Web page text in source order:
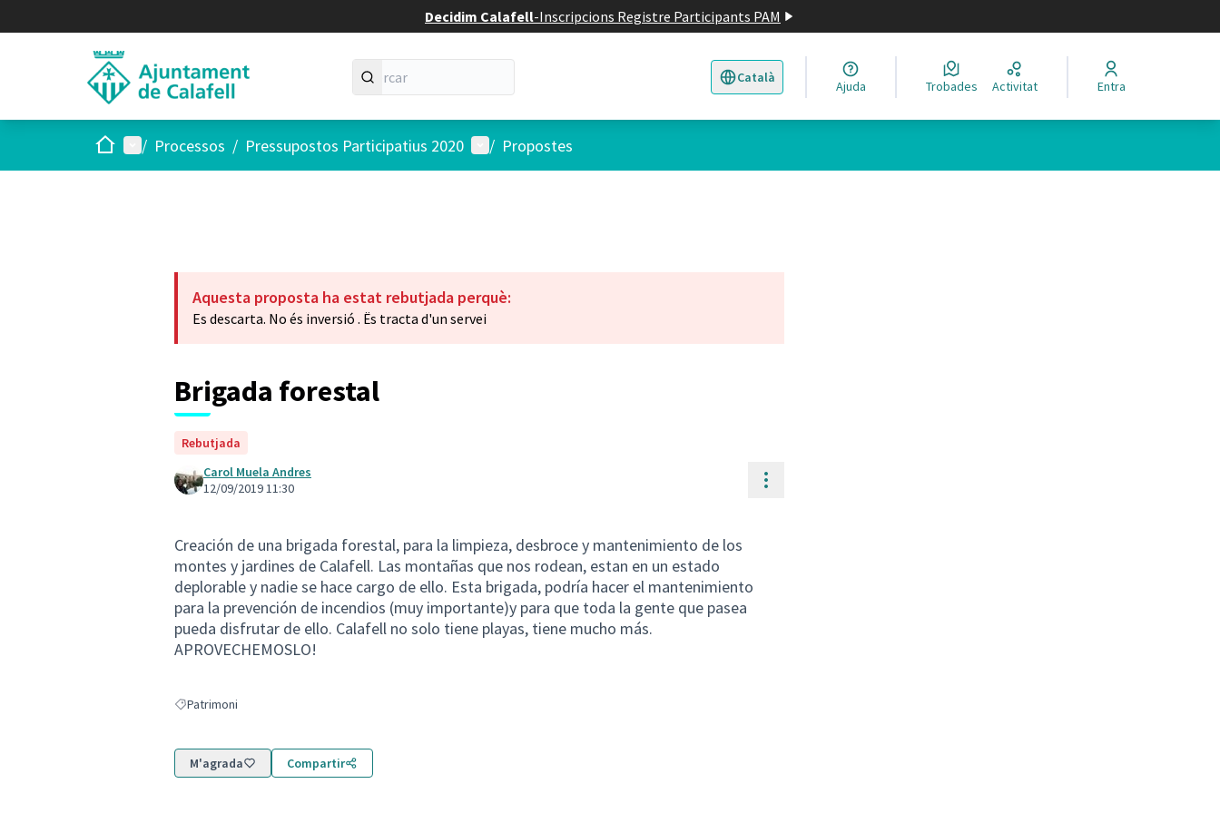
Decidim Calafell-Inscripcions Registre Participants PAM
Català
Triar la llengua Elegir el idioma
Ajuda Trobades Activitat Entra
Inici Menú principal
/ Processos / Pressupostos Participatius 2020 Menú d'usuari
/ Propostes
Aquesta proposta ha estat rebutjada perquè:
Es descarta. No és inversió . Ës tracta d'un servei
Brigada forestal
Rebutjada
Carol Muela Andres
12/09/2019 11:30
Controls de recursos
Creación de una brigada forestal, para la limpieza, desbroce y mantenimiento de los
montes y jardines de Calafell. Las montañas que nos rodean, estan en un estado
deplorable y nadie se hace cargo de ello. Esta brigada, podría hacer el mantenimiento
para la prevención de incendios (muy importante)y para que toda la gente que pasea
pueda disfrutar de ello. Calafell no solo tiene playas, tiene mucho más.
APROVECHEMOSLO!
Resultats en filtrar per: Patrimoni
Patrimoni
M'agrada Compartir